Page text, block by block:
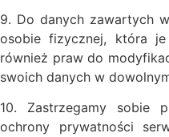
9. Do danych zawartych
osobie fizycznej, która
również praw do
swoich danych w
10. Zastrzegamy sobie
ochrony prywatności